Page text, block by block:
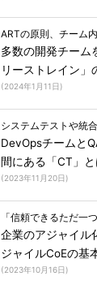
ARTの原則、チーム
多数の開発チーム
リーストレイン」
(2024年1月11日)
システムテストや統
DevOpsチームと
間にある「CT」と
(2023年11月20日)
「信頼できるただ一
企業のアジャイ
ジャイルCoEの基
(2023年10月16日)